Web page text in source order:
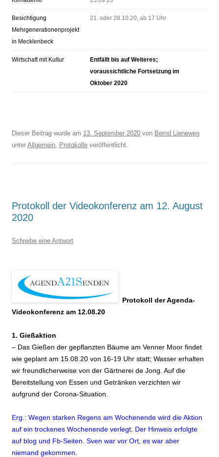
Besichtigung
Mehrgenerationenprojekt
in Mecklenbeck
21. oder 28.10.20, ab 17 Uhr
Wirtschaft mit Kultur
Entfällt bis auf Weiteres;
voraussichtliche Fortsetzung im
Oktober 2020
Dieser Beitrag wurde am 13. September 2020 von Bernd Lieneweg
unter Allgemein Protokolle veröffentlicht.
Protokoll der Videokonferenz am 12. August
2020
Schreibe eine Antwort
Protokoll der Agenda-
Videokonferenz am 12.08.20
1. Gießaktion
– Das Gießen der gepflanzten Bäume am Venner Moor findet
wie geplant am 15.08.20 von 16-19 Uhr statt; Wasser erhalten
wir freundlicherweise von der Gärtnerei de Jong. Auf die
Bereitstellung von Essen und Getränken verzichten wir
aufgrund der Corona-Situation.
Erg.: Wegen starken Regens am Wochenende wird die Aktion
auf ein trockenes Wochenende verlegt. Der Hinweis erfolgte
auf blog und Fb-Seiten. Sven war vor Ort, es war aber
niemand gekommen.